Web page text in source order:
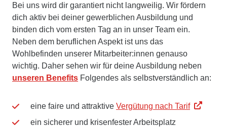
Bei uns wird dir garantiert nicht langweilig. Wir fördern
dich aktiv bei deiner gewerblichen Ausbildung und
binden dich vom ersten Tag an in unser Team ein.
Neben dem beruflichen Aspekt ist uns das
Wohlbefinden unserer Mitarbeiter:innen genauso
wichtig. Daher sehen wir für deine Ausbildung neben
unseren Benefits Folgendes als selbstverständlich an:
eine faire und attraktive Vergütung nach Tarif
ein sicherer und krisenfester Arbeitsplatz